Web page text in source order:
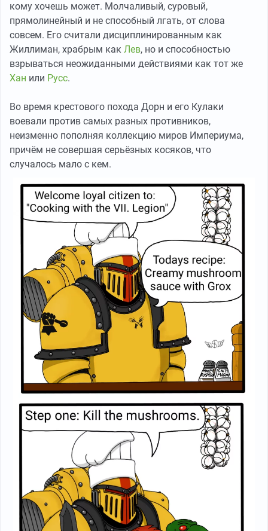
кому хочешь может. Молчаливый, суровый,
прямолинейный и не способный лгать, от слова
совсем. Его считали дисциплинированным как
Жиллиман, храбрым как Лев, но и способностью
взрываться неожиданными действиями как тот же
Хан или Русс.
Во время крестового похода Дорн и его Кулаки
воевали против самых разных противников,
неизменно пополняя коллекцию миров Империума,
причём не совершая серьёзных косяков, что
случалось мало с кем.